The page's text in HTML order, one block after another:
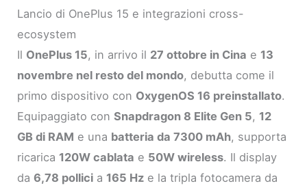
Lancio di OnePlus 15 e integrazioni cross-
ecosystem
Il OnePlus 15, in arrivo il 27 ottobre in Cina e 13
novembre nel resto del mondo, debutta come il
primo dispositivo con OxygenOS 16 preinstallato.
Equipaggiato conSnapdragon 8 Elite Gen 5, 12
GB di RAM e una batteria da 7300 mAh, supporta
ricarica 120W cablata e 50W wireless. Il display
da6,78 pollici a 165 Hz e la tripla fotocamera da